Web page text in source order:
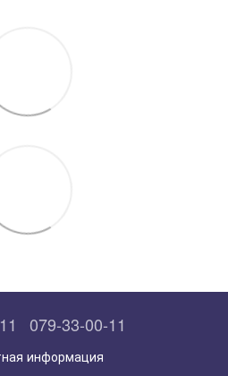
079-33-00-11
информация